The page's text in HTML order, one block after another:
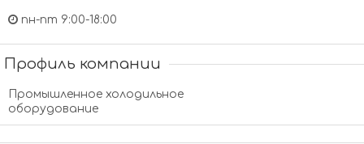
пн-пт 9:00-18:00
Профиль компании
Промышленное холодильное
оборудование